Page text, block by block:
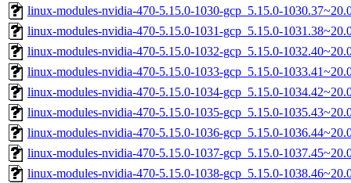
linux-modules-nvidia-470-5.15.0-1030-gcp_5.15.0-
linux-modules-nvidia-470-5.15.0-1031-gcp_5.15.0-
linux-modules-nvidia-470-5.15.0-1032-gcp_5.15.0-
linux-modules-nvidia-470-5.15.0-1033-gcp_5.15.0-
linux-modules-nvidia-470-5.15.0-1034-gcp_5.15.0-
linux-modules-nvidia-470-5.15.0-1035-gcp_5.15.0-
linux-modules-nvidia-470-5.15.0-1036-gcp_5.15.0-
linux-modules-nvidia-470-5.15.0-1037-gcp_5.15.0-
linux-modules-nvidia-470-5.15.0-1038-gcp_5.15.0-